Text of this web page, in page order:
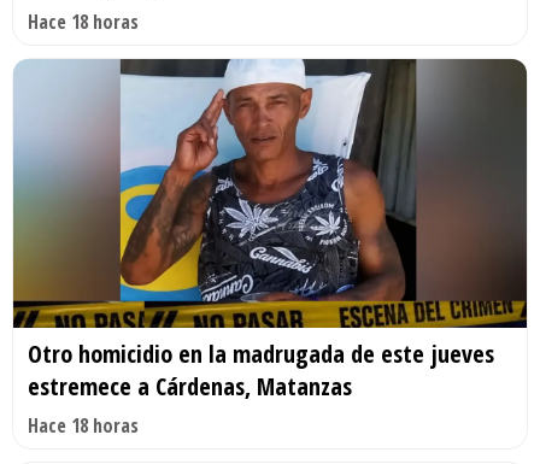
Hace 18 horas
Otro homicidio en la madrugada de este jueves
estremece a Cárdenas, Matanzas
Hace 18 horas